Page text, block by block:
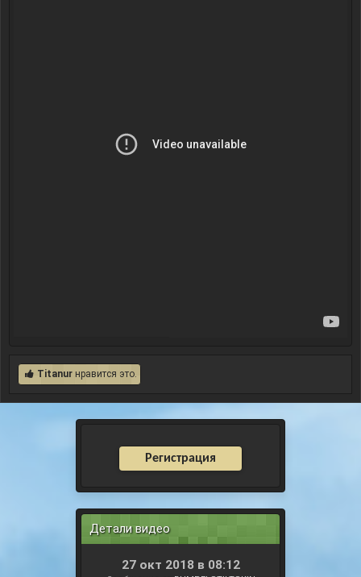
Titanur нравится это.
Регистрация
Детали видео
27 окт 2018 в 08:12